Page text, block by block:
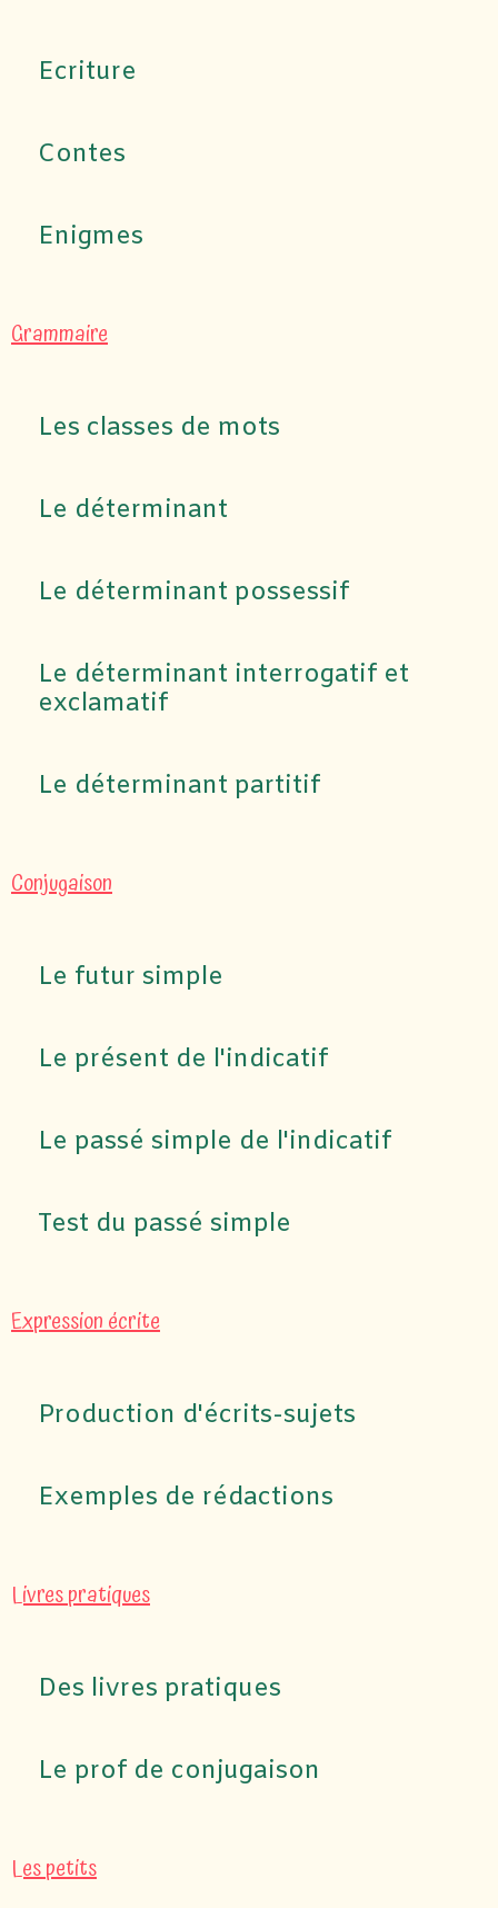
Ecriture
Contes
Enigmes
Grammaire
Les classes de mots
Le déterminant
Le déterminant possessif
Le déterminant interrogatif et
exclamatif
Le déterminant partitif
Conjugaison
Le futur simple
Le présent de l'indicatif
Le passé simple de l'indicatif
Test du passé simple
Expression écrite
Production d'écrits-sujets
Exemples de rédactions
Livres pratiques
Des livres pratiques
Le prof de conjugaison
Les petits